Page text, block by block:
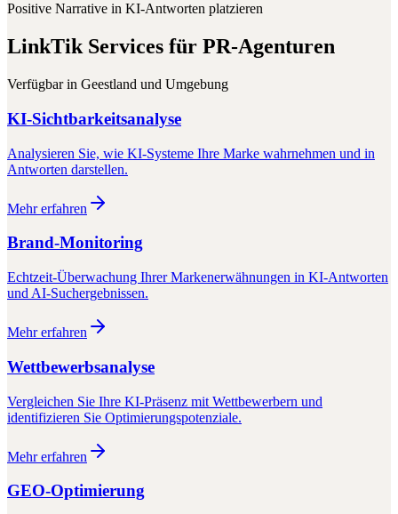
Positive Narrative in KI-Antworten platzieren
LinkTik Services für PR-Agenturen
Verfügbar in Geestland und Umgebung
KI-Sichtbarkeitsanalyse
Analysieren Sie, wie KI-Systeme Ihre Marke wahrnehmen und in
Antworten darstellen.
Mehr erfahren
Brand-Monitoring
Echtzeit-Überwachung Ihrer Markenerwähnungen in KI-Antworten
und AI-Suchergebnissen.
Mehr erfahren
Wettbewerbsanalyse
Vergleichen Sie Ihre KI-Präsenz mit Wettbewerbern und
identifizieren Sie Optimierungspotenziale.
Mehr erfahren
GEO-Optimierung